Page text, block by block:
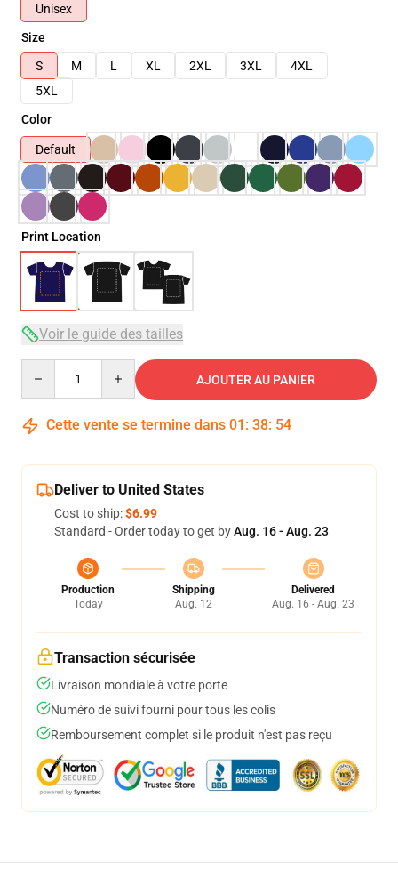
Unisex
Size
S
M L XL 2XL 3XL
4XL
5XL
Color
Default
Print Location
Voir le guide des tailles
AJOUTER AU PANIER
Cette vente se termine dans 01 : 38: 53
Deliver to United States
Cost to ship:$6.99
Standard - Order today to get byAug. 16 - Aug. 23
Production
Today
Shipping
Aug. 12
Delivered
Aug. 16 - Aug. 23
Transaction sécurisée
Livraison mondiale à votre porte
Numéro de suivi fourni pour tous les colis
Remboursement complet si le produit n'est pas reçu